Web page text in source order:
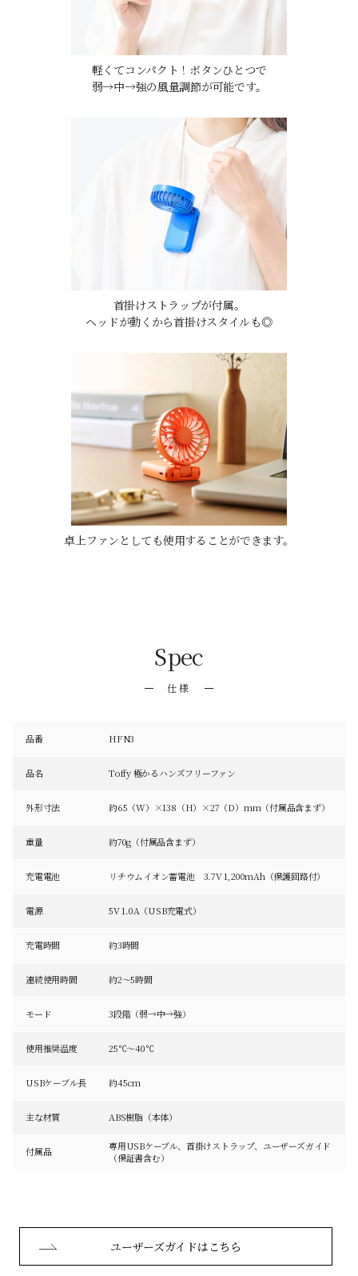
軽くてコンパクト！ボタンひとつで
弱→中→強の風量調節が可能です。
首掛けストラップが付属。
ヘッドが動くから首掛けスタイルも◎
卓上ファンとしても使用することができます。
Spec
仕様
品番 HFN3
品名 Toffy 極かるハンズフリーファン
外形寸法 約65（W）×138（H）×27（D）mm（付属品含まず）
重量 約70g（付属品含まず）
充電電池 リチウムイオン蓄電池 3.7V 1,200mAh（保護回路付）
電源 5V 1.0A（USB充電式）
充電時間 約3時間
連続使用時間 約2～5時間
モード 3段階（弱→中→強）
使用推奨温度 25℃～40℃
USBケーブル長 約45cm
主な材質 ABS樹脂（本体）
付属品
専用USBケーブル、首掛けストラップ、ユーザーズガイド
（保証書含む）
ユーザーズガイドはこちら